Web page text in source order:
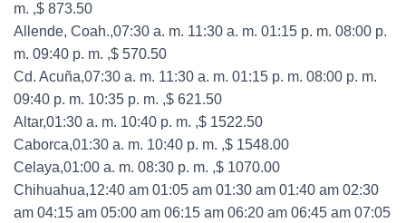
m. ,$ 873.50
Allende, Coah.,07:30 a. m. 11:30 a. m. 01:15 p. m. 08:00 p.
m. 09:40 p. m. ,$ 570.50
Cd. Acuña,07:30 a. m. 11:30 a. m. 01:15 p. m. 08:00 p. m.
09:40 p. m. 10:35 p. m. ,$ 621.50
Altar,01:30 a. m. 10:40 p. m. ,$ 1522.50
Caborca,01:30 a. m. 10:40 p. m. ,$ 1548.00
Celaya,01:00 a. m. 08:30 p. m. ,$ 1070.00
Chihuahua,12:40 am 01:05 am 01:30 am 01:40 am 02:30
am 04:15 am 05:00 am 06:15 am 06:20 am 06:45 am 07:05